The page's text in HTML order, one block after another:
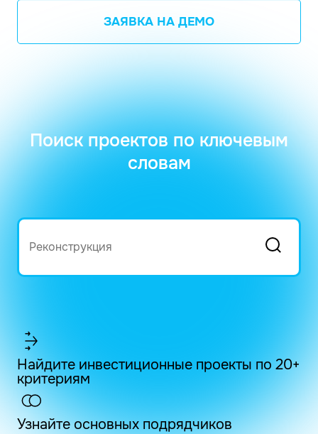
ЗАЯВКА НА ДЕМО
Поиск проектов по ключевым
словам
Найдите инвестиционные проекты по 20+
критериям
Узнайте основных подрядчиков